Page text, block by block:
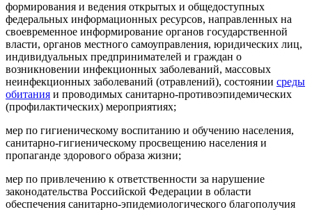
формирования и ведения открытых и общедоступных
федеральных информационных ресурсов, направленных на
своевременное информирование органов государственной
власти, органов местного самоуправления, юридических лиц,
индивидуальных предпринимателей и граждан о
возникновении инфекционных заболеваний, массовых
неинфекционных заболеваний (отравлений), состоянии среды
обитания и проводимых санитарно-противоэпидемических
(профилактических) мероприятиях;
мер по гигиеническому воспитанию и обучению населения,
санитарно-гигиеническому просвещению населения и
пропаганде здорового образа жизни;
мер по привлечению к ответственности за нарушение
законодательства Российской Федерации в области
обеспечения санитарно-эпидемиологического благополучия